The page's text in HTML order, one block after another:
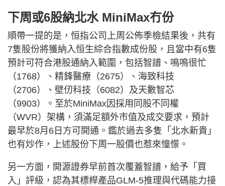
下周或6股納北水 MiniMax冇份
順帶一提的是，恒指公司上周公佈季檢結果後，共有
7隻股份將獲納入恒生綜合指數成份股，且當中有6隻
預計可符合港股通納入範圍，包括智譜、鳴鳴很忙
（1768）、精鋒醫療（2675）、海致科技
（2706）、壁仞科技（6082）及天數智芯
（9903）。至於MiniMax因採用同股不同權
（WVR）架構，須滿足額外市值及成交要求，預計
最早於8月6日方可開通。鑑於過去多隻「北水新貴」
也有炒作，上述股份下周一股價也惹來憧憬。
另一方面，開源證券早前首次覆蓋智譜，給予「買
入」評級，認為其標桿產品GLM-5推理與代碼能力接